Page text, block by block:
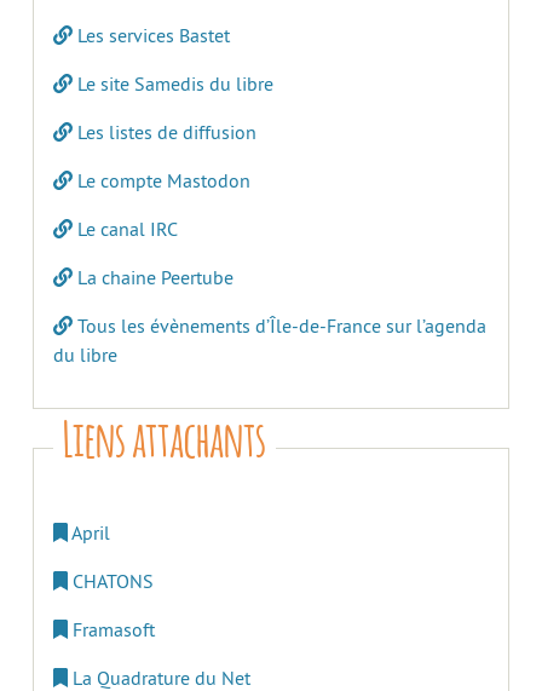
Les services Bastet
Le site Samedis du libre
Les listes de diffusion
Le compte Mastodon
Le canal IRC
La chaine Peertube
Tous les évènements d’Île-de-France sur l’agenda
du libre
Liens attachants
April
CHATONS
Framasoft
La Quadrature du Net